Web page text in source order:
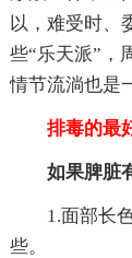
以，难受时、
些“乐天派”，
情节流淌也是
排毒的最
如果脾脏
1.面部长
些。